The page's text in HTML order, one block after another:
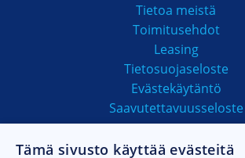
Tietoa meistä
Toimitusehdot
Leasing
Tietosuojaseloste
Evästekäytäntö
Saavutettavuusseloste
Tämä sivusto käyttää evästeitä